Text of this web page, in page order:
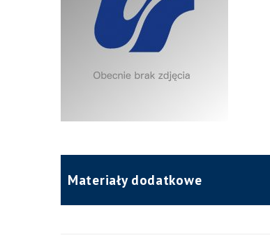
Materiały dodatkowe